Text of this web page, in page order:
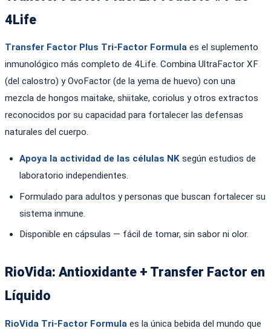
4Life
Transfer Factor Plus Tri-Factor Formula es el suplemento
inmunológico más completo de 4Life. Combina UltraFactor XF
(del calostro) y OvoFactor (de la yema de huevo) con una
mezcla de hongos maitake, shiitake, coriolus y otros extractos
reconocidos por su capacidad para fortalecer las defensas
naturales del cuerpo.
Apoya la actividad de las células NK según estudios de
laboratorio independientes.
Formulado para adultos y personas que buscan fortalecer su
sistema inmune.
Disponible en cápsulas — fácil de tomar, sin sabor ni olor.
RioVida: Antioxidante + Transfer Factor en
Líquido
RioVida Tri-Factor Formula es la única bebida del mundo que